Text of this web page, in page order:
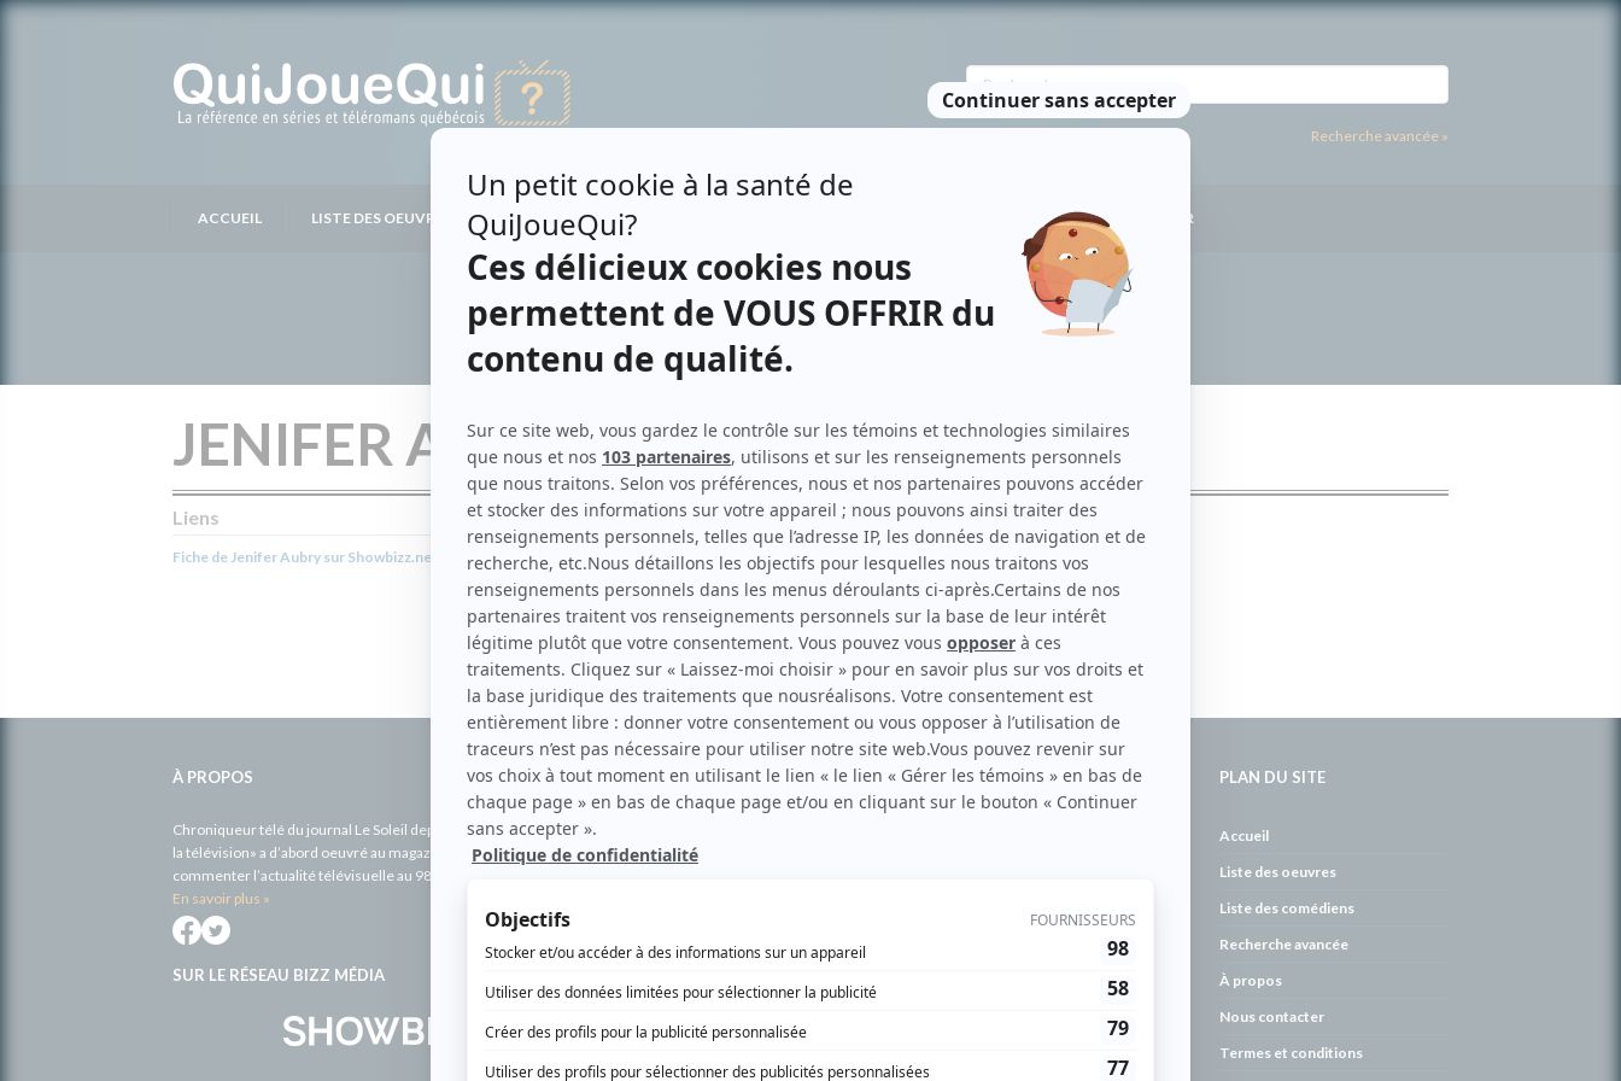
Recherche avancée »
ACCUEIL LISTE DES OEUVRES LISTE DES PERSONNES NOUS CONTACTER
JENIFER AUBRY
Liens
Fiche de Jenifer Aubry sur Showbizz.net
Personnages
Chambres en ville(Charlotte Éthier 1993-1995)
À PROPOS
Chroniqueur télé du journal Le Soleil depuis 2001, Richard Therrien carbure à son petit écran. Celui qu’on surnomme parfois «l’encyclopédie de
la télévision» a d’abord oeuvré au magazine TV Hebdo de 1996 à 2001. Sa spécialité: la télé québécoise. On peut l’entendre régulièrement
commenter l’actualité télévisuelle au 98,5.
En savoir plus »
SUR LE RÉSEAU BIZZ MÉDIA
PLAN DU SITE
Accueil
Liste des oeuvres
Liste des comédiens
Recherche avancée
À propos
Nous contacter
Termes et conditions